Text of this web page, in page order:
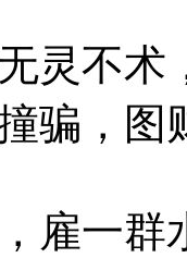
不术
骗，图
一群